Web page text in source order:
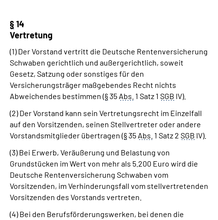
§14
Vertretung
(1) Der Vorstand vertritt die Deutsche Rentenversicherung
Schwaben gerichtlich und außergerichtlich, soweit
Gesetz, Satzung oder sonstiges für den
Versicherungsträger maßgebendes Recht nichts
Abweichendes bestimmen (§35 Abs. 1 Satz 1 SGB IV).
(2) Der Vorstand kann sein Vertretungsrecht im Einzelfall
auf den Vorsitzenden, seinen Stellvertreter oder andere
Vorstandsmitglieder übertragen (§35 Abs. 1 Satz 2 SGB IV).
(3) Bei Erwerb, Veräußerung und Belastung von
Grundstücken im Wert von mehr als 5.200 Euro wird die
Deutsche Rentenversicherung Schwaben vom
Vorsitzenden, im Verhinderungsfall vom stellvertretenden
Vorsitzenden des Vorstands vertreten.
(4) Bei den Berufsförderungswerken, bei denen die